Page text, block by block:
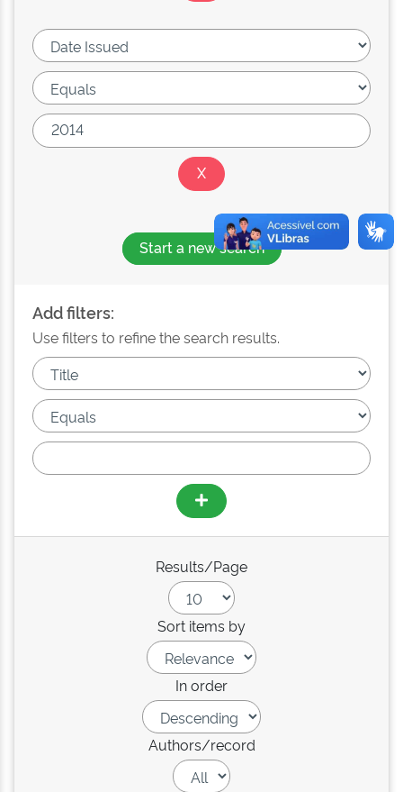
Start a new search
Add filters:
Use filters to refine the search results.
Results/Page
Sort items by
In order
Authors/record